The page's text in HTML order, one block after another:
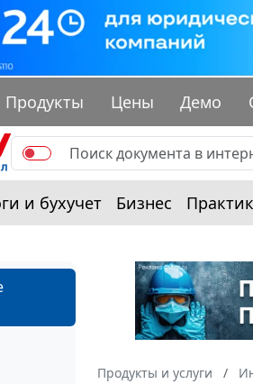
Продукты Цены Демо
и бухучет Бизнес
Продукты и услуги